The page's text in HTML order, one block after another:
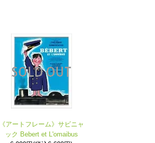
《アートフレーム》サビニャ
ック Bebert et L'omaibus